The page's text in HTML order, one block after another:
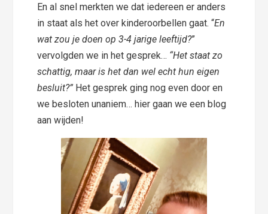
En al snel merkten we dat iedereen er anders
in staat als het over kinderoorbellen gaat. “En
wat zou je doen op 3-4 jarige leeftijd?”
vervolgden we in het gesprek… “Het staat zo
schattig, maar is het dan wel echt hun eigen
besluit?” Het gesprek ging nog even door en
we besloten unaniem… hier gaan we een blog
aan wijden!